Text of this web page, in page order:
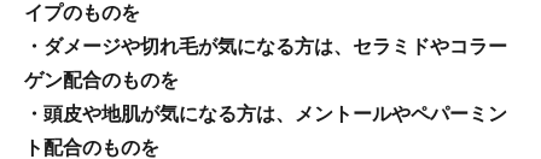
イプのものを
・ダメージや切れ毛が気になる方は、セラミドやコラー
ゲン配合のものを
・頭皮や地肌が気になる方は、メントールやペパーミン
ト配合のものを